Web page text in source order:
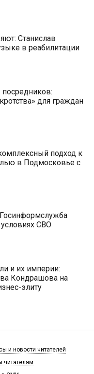
Станислав
в реабилитации
посредников:
для граждан
подход к
в Подмосковье с
СВО
и их империи:
Кондрашова на
элиту
и новости читателей
читателям